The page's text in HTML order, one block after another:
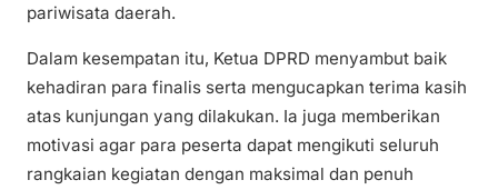
pariwisata daerah.
Dalam kesempatan itu, Ketua DPRD menyambut baik
kehadiran para finalis serta mengucapkan terima kasih
atas kunjungan yang dilakukan. Ia juga memberikan
motivasi agar para peserta dapat mengikuti seluruh
rangkaian kegiatan dengan maksimal dan penuh